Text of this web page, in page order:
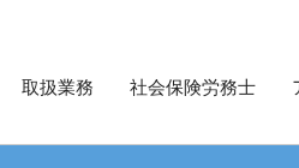
取扱業務 社会保険労務士